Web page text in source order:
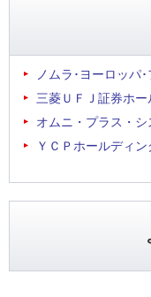
ノムラ･ヨーロッパ
三菱ＵＦＪ証券ホー
オムニ・プラス・
ＹＣＰホールディ